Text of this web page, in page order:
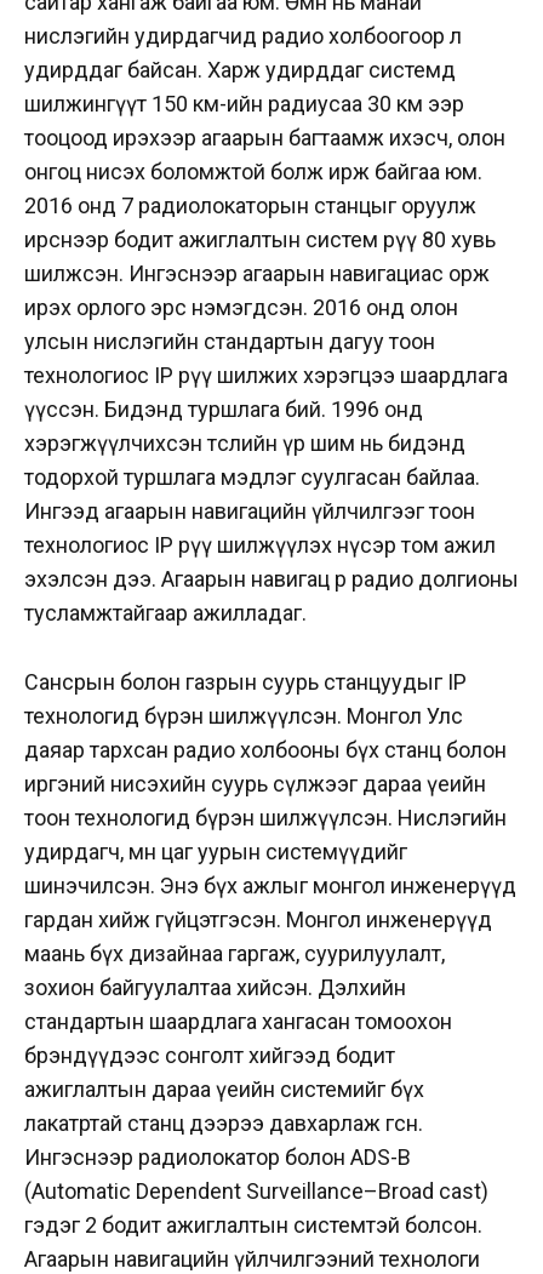
нислэгийн удирдагчид радио холбоогоор л
удирддаг байсан. Харж удирддаг системд
шилжингүүт 150 км-ийн радиусаа 30 км ээр
тооцоод ирэхээр агаарын багтаамж ихэсч, олон
онгоц нисэх боломжтой болж ирж байгаа юм.
2016 онд 7 радиолокаторын станцыг оруулж
ирснээр бодит ажиглалтын систем рүү 80 хувь
шилжсэн. Ингэснээр агаарын навигациас орж
ирэх орлого эрс нэмэгдсэн. 2016 онд олон
улсын нислэгийн стандартын дагуу тоон
технологиос IP рүү шилжих хэрэгцээ шаардлага
үүссэн. Бидэнд туршлага бий. 1996 онд
хэрэгжүүлчихсэн төслийн үр шим нь бидэнд
тодорхой туршлага мэдлэг суулгасан байлаа.
Ингээд агаарын навигацийн үйлчилгээг тоон
технологиос IP рүү шилжүүлэх нүсэр том ажил
эхэлсэн дээ. Агаарын навигац өөрөө радио долгионы
тусламжтайгаар ажилладаг.
Сансрын болон газрын суурь станцуудыг IP
технологид бүрэн шилжүүлсэн. Монгол Улс
даяар тархсан радио холбооны бүх станц болон
иргэний нисэхийн суурь сүлжээг дараа үеийн
тоон технологид бүрэн шилжүүлсэн. Нислэгийн
удирдагч, мөн цаг уурын системүүдийг
шинэчилсэн. Энэ бүх ажлыг монгол инженерүүд
гардан хийж гүйцэтгэсэн. Монгол инженерүүд
маань бүх дизайнаа гаргаж, суурилуулалт,
зохион байгуулалтаа хийсэн. Дэлхийн
стандартын шаардлага хангасан томоохон
брэндүүдээс сонголт хийгээд бодит
ажиглалтын дараа үеийн системийг бүх
лакатртай станц дээрээ давхарлаж өгсөн.
Ингэснээр радиолокатор болон ADS-B
(Automatic Dependent Surveillance–Broad cast)
гэдэг 2 бодит ажиглалтын системтэй болсон.
Агаарын навигацийн үйлчилгээний технологи